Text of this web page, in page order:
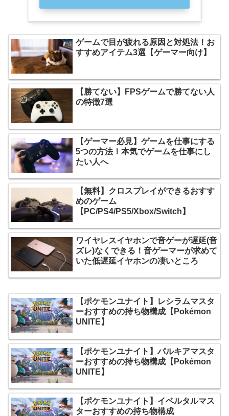
ゲームで目が疲れる原因と対処法！お
すすめアイテム3選【ゲーマー向け】
【勝てない】FPSゲームで勝てない人
の特徴7選
【ゲーマー必見】ゲームを仕事にする
5つの方法！本気でゲームを仕事にし
たい人へ
【無料】クロスプレイができるおすす
めのゲーム
【PC/PS4/PS5/Xbox/Switch】
ワイヤレスイヤホンで音ゲーが遅延(音
ズレ)なくできる！音ゲーマーが求めて
いた低遅延イヤホンの凄いところ
【ポケモンユナイト】レシラムマスタ
ーおすすめの持ち物構成【Pokémon
UNITE】
【ポケモンユナイト】パルキアマスタ
ーおすすめの持ち物構成【Pokémon
UNITE】
【ポケモンユナイト】イベルタルマス
ターおすすめの持ち物構成